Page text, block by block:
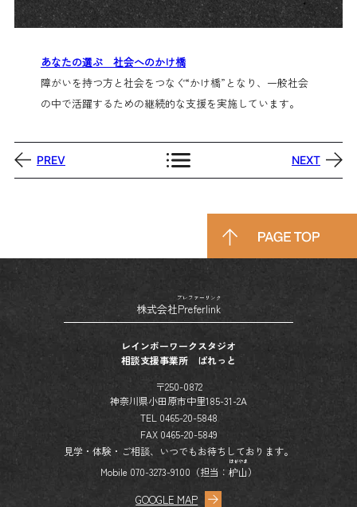
あなたの選ぶ 社会へのかけ橋
障がいを持つ方と社会をつなぐ“かけ橋”となり、一般社会
の中で活躍するための継続的な支援を実施しています。
PREV NEXT
株式会社Preferlink
プレファーリンク
レインボーワークスタジオ
相談支援事業所 ぱれっと
〒250-0872
神奈川県小田原市中里185-31-2A
TEL 0465-20-5848
FAX 0465-20-5849
見学・体験・ご相談、いつでもお待ちしております。
Mobile 070-3273-9100（担当： 枦山
はぜやま
）
GOOGLE MAP